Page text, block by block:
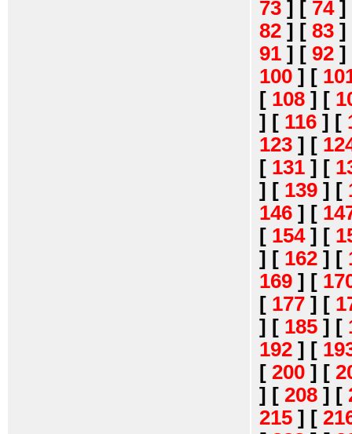
73 ] [ 74]
82 ] [ 83 ]
91 ] [ 92 ]
100 ] [
[ 108 ] [
] [ 116 ] [
123 ] [
[ 131 ] [
] [ 139 ] [
146 ] [
[ 154] [
] [ 162 ] [
169 ] [
[ 177 ] [
] [ 185 ] [
192 ] [
[ 200 ] [
] [ 208 ] [
215 ] [